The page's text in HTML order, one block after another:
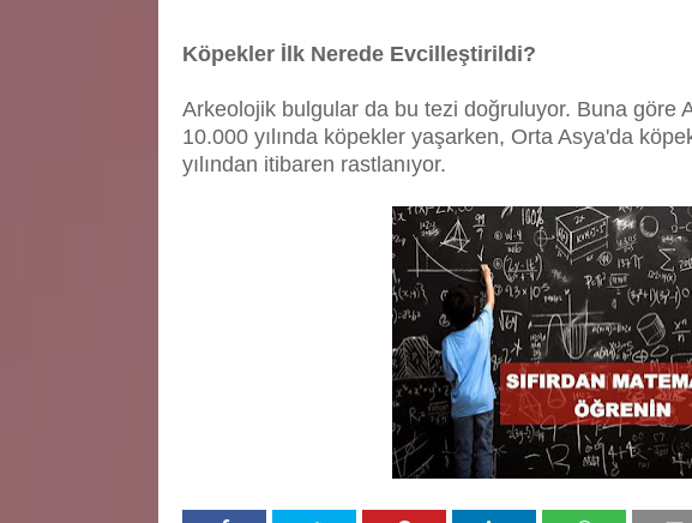
Köpekler İlk Nerede Evcilleştirildi?
Arkeolojik bulgular da bu tezi doğruluyor. Buna göre
10.000 yılında köpekler yaşarken, Orta Asya'da
yılından itibaren rastlanıyor.